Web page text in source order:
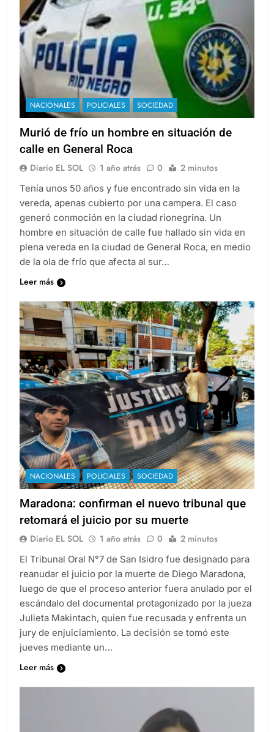
NACIONALES POLICIALES SOCIEDAD
Murió de frío un hombre en situación de
calle en General Roca
Diario EL SOL 1 año atrás 0 2 minutos
Tenía unos 50 años y fue encontrado sin vida en la
vereda, apenas cubierto por una campera. El caso
generó conmoción en la ciudad rionegrina. Un
hombre en situación de calle fue hallado sin vida en
plena vereda en la ciudad de General Roca, en medio
de la ola de frío que afecta al sur…
Leer más
NACIONALES POLICIALES SOCIEDAD
Maradona: confirman el nuevo tribunal que
retomará el juicio por su muerte
Diario EL SOL 1 año atrás 0 2 minutos
El Tribunal Oral N°7 de San Isidro fue designado para
reanudar el juicio por la muerte de Diego Maradona,
luego de que el proceso anterior fuera anulado por el
escándalo del documental protagonizado por la jueza
Julieta Makintach, quien fue recusada y enfrenta un
jury de enjuiciamiento. La decisión se tomó este
jueves mediante un…
Leer más